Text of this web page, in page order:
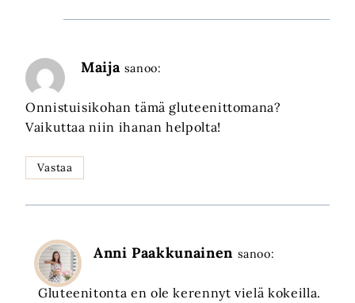
Maija sanoo:
Onnistuisikohan tämä gluteenittomana?
Vaikuttaa niin ihanan helpolta!
Vastaa
Anni Paakkunainen sanoo:
Gluteenitonta en ole kerennyt vielä kokeilla.